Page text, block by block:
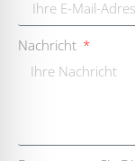
Nachricht